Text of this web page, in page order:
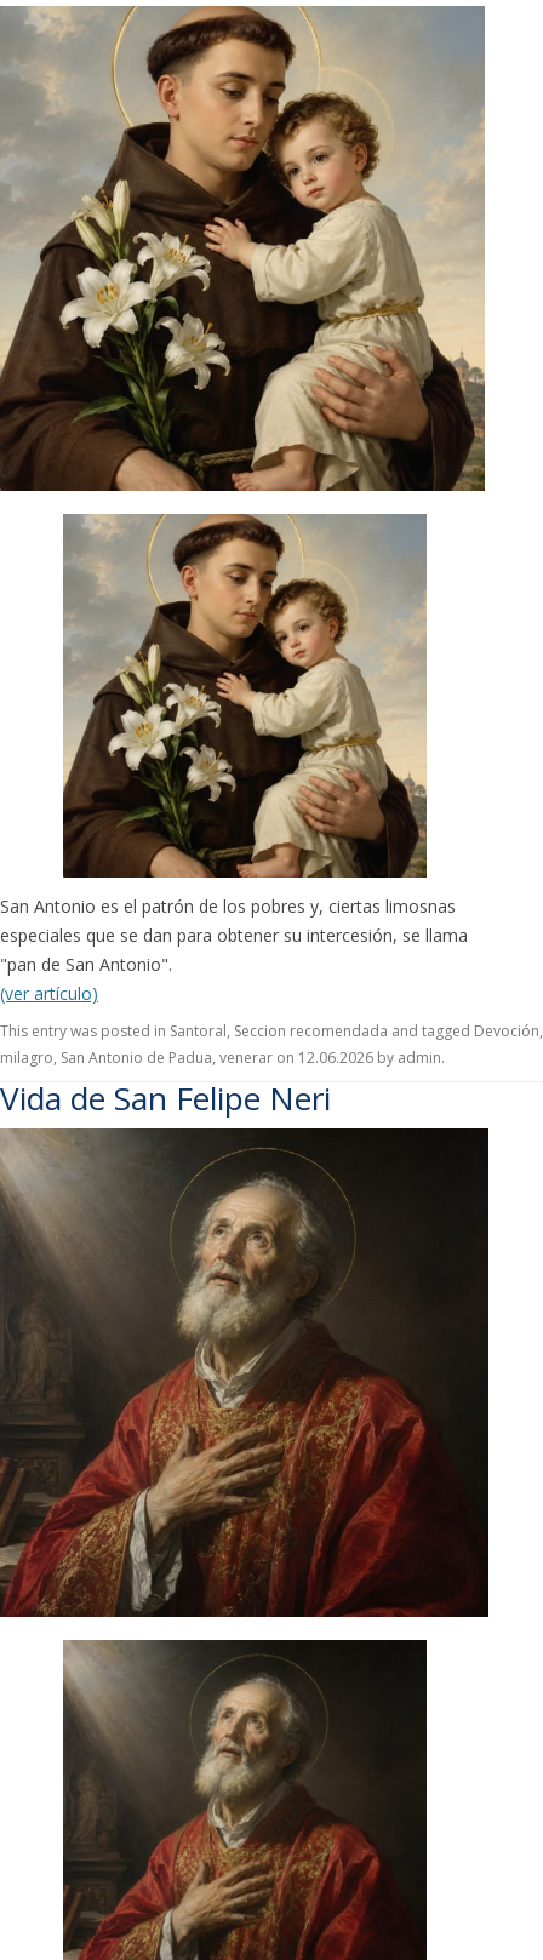
San Antonio es el patrón de los pobres y, ciertas limosnas
especiales que se dan para obtener su intercesión, se llama
"pan de San Antonio".
(ver artículo)
This entry was posted in Santoral, Seccion recomendada and tagged Devoción,
milagro, San Antonio de Padua, venerar on 12.06.2026 by admin.
Vida de San Felipe Neri